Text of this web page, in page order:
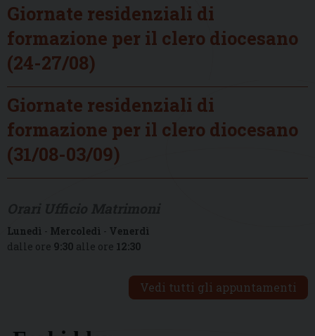
Giornate residenziali di
formazione per il clero diocesano
(24-27/08)
Giornate residenziali di
formazione per il clero diocesano
(31/08-03/09)
Lunedì - Mercoledì - Venerdì
dalle ore 9:30 alle ore 12:30
Vedi tutti gli appuntamenti